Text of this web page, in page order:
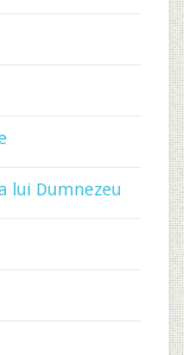
lui Dumnezeu